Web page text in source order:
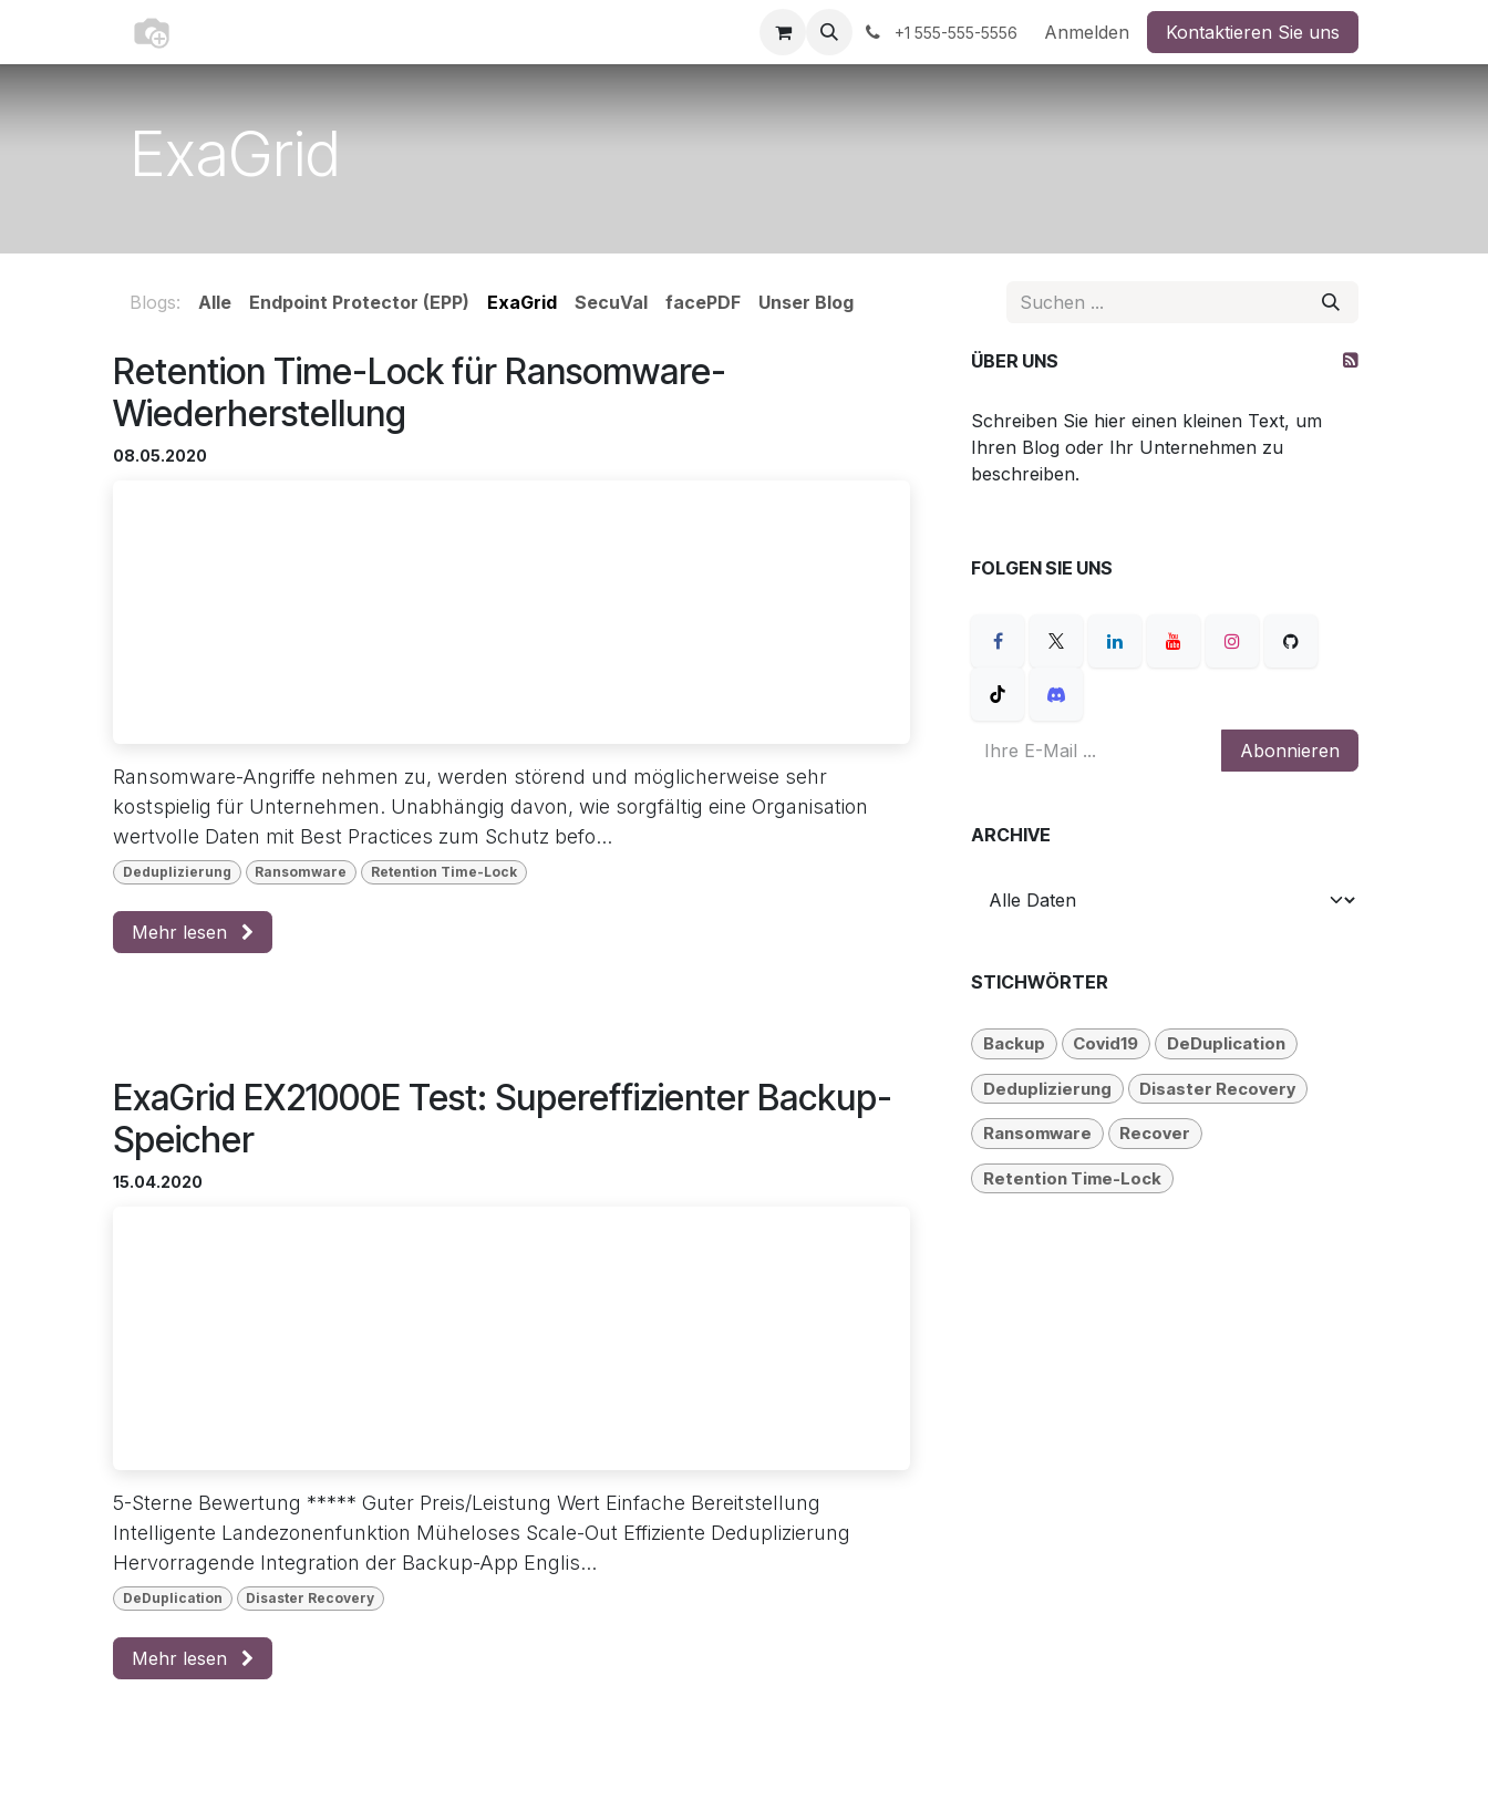
+1 555-555-5556 Anmelden Kontaktieren Sie uns
ExaGrid
Blogs: Alle Endpoint Protector (EPP) ExaGrid SecuVal facePDF Unser Blog
Retention Time-Lock für Ransomware-
Wiederherstellung
08.05.2020
Ransomware-Angriffe nehmen zu, werden störend und möglicherweise sehr
kostspielig für Unternehmen. Unabhängig davon, wie sorgfältig eine Organisation
wertvolle Daten mit Best Practices zum Schutz befo...
Deduplizierung Ransomware Retention Time-Lock
Mehr lesen
ExaGrid EX21000E Test: Supereffizienter Backup-
Speicher
15.04.2020
5-Sterne Bewertung ***** Guter Preis/Leistung Wert Einfache Bereitstellung
Intelligente Landezonenfunktion Müheloses Scale-Out Effiziente Deduplizierung
Hervorragende Integration der Backup-App Englis...
DeDuplication Disaster Recovery
Mehr lesen
ÜBER UNS
Schreiben Sie hier einen kleinen Text, um
Ihren Blog oder Ihr Unternehmen zu
beschreiben.
FOLGEN SIE UNS
Abonnieren
ARCHIVE
STICHWÖRTER
Backup Covid19 DeDuplication
Deduplizierung Disaster Recovery
Ransomware Recover
Retention Time-Lock